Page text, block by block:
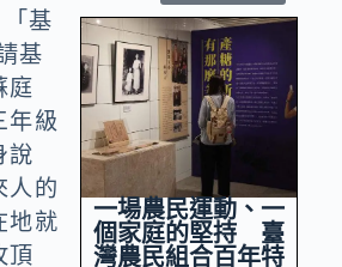
基
基
庭
年級
說
人的
地就
頂
一場農民運動、一
個家庭的堅持 臺
灣農民組合百年特